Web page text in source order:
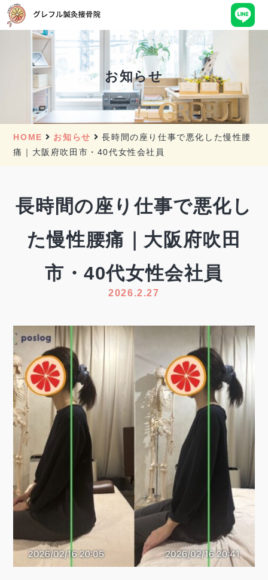
お知らせ
HOME お知らせ
長時間の座り仕事で悪化した慢性腰
痛｜大阪府吹田市・40代女性会社員
長時間の座り仕事で悪化し
た慢性腰痛｜大阪府吹田
市・40代女性会社員
2026.2.27